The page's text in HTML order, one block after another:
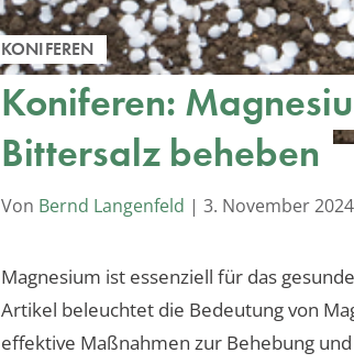
KONIFEREN
Koniferen:
Bittersalz beheben
Von Bernd Langenfeld | 3. November 2024
Magnesium ist essenziell für das
Artikel beleuchtet die Bedeutung von
effektive Maßnahmen zur Behebung